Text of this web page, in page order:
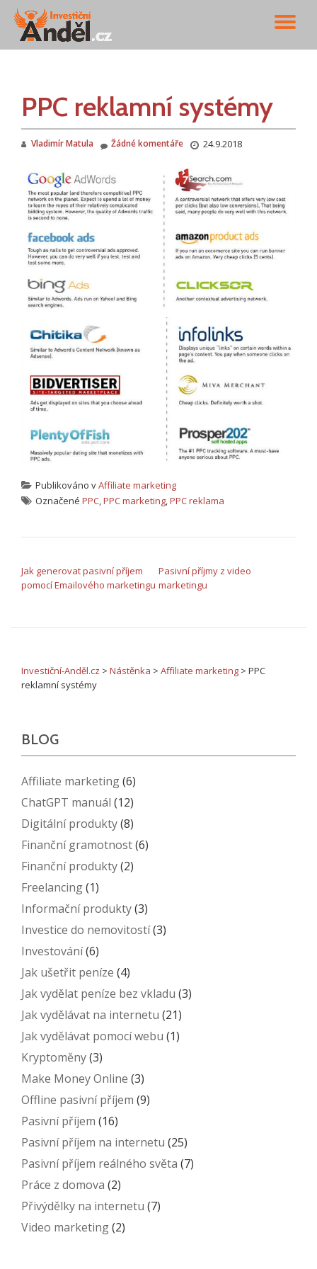
Přeskočit
na
PPC reklamní systémy
Vladimír Matula 24.9.2018
Žádné komentáře
Publikováno vAffiliate marketing
Označené PPC,PPC marketing,PPC reklama
Jak generovat pasivní příjem
pomocí Emailového marketingu
Pasivní příjmy z video
marketingu
Investiční-Anděl.cz > Nástěnka > Affiliate marketing > PPC
reklamní systémy
BLOG
Affiliate marketing(6)
ChatGPT manuál (12)
Digitální produkty(8)
Finanční gramotnost(6)
Finanční produkty(2)
Freelancing(1)
Informační produkty(3)
Investice do nemovitostí(3)
Investování(6)
Jak ušetřit peníze (4)
Jak vydělat peníze bez vkladu (3)
Jak vydělávat na internetu (21)
Jak vydělávat pomocí webu (1)
Kryptoměny(3)
Make Money Online (3)
Offline pasivní příjem (9)
Pasivní příjem (16)
Pasivní příjem na internetu (25)
Pasivní příjem reálného světa (7)
Práce z domova (2)
Přivýdělky na internetu (7)
Video marketing(2)